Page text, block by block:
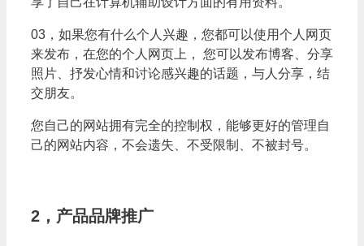
03，如果您有什么个人兴趣，您都可以使用个人网页
来发布，在您的个人网页上， 您可以发布博客、分享
照片、抒发心情和讨论感兴趣的话题，与人分享，结
交朋友。
您自己的网站拥有完全的控制权，能够更好的管理自
己的网站内容，不会遗失、不受限制、不被封号。
2，产品品牌推广